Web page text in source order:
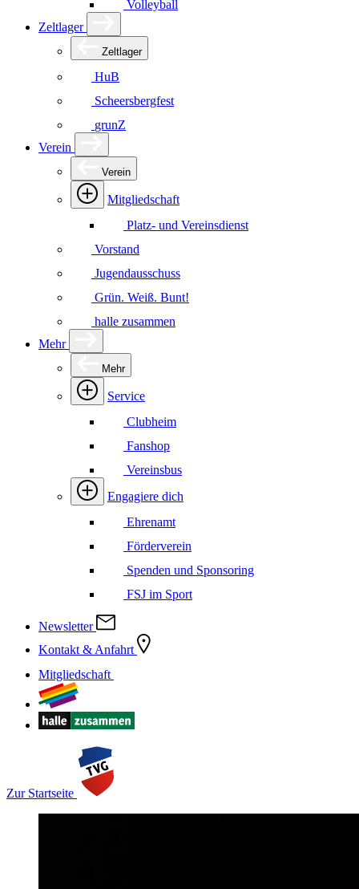
Volleyball
Zeltlager
Zeltlager
HuB
Scheersbergfest
grunZ
Verein
Verein
Mitgliedschaft
Platz- und Vereinsdienst
Vorstand
Jugendausschuss
Grün. Weiß. Bunt!
halle zusammen
Mehr
Mehr
Service
Clubheim
Fanshop
Vereinsbus
Engagiere dich
Ehrenamt
Förderverein
Spenden und Sponsoring
FSJ im Sport
Newsletter
Kontakt & Anfahrt
Mitgliedschaft
Zur Startseite